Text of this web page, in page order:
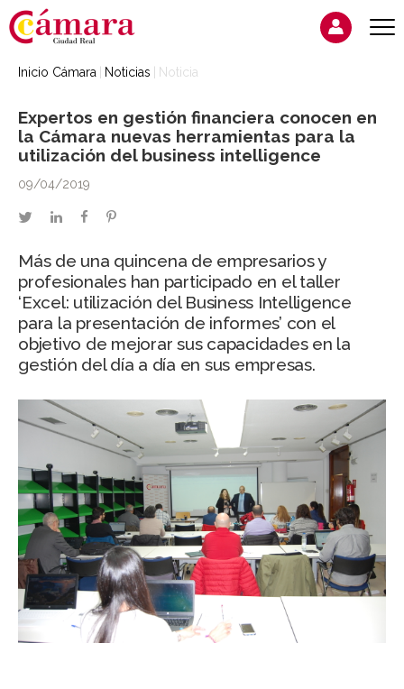
Inicio Cámara Noticias Noticia
Expertos en gestión financiera conocen en
la Cámara nuevas herramientas para la
utilización del business intelligence
09/04/2019
twitterlinkedinfacebookpinterest
Más de una quincena de empresarios y
profesionales han participado en el taller
‘Excel: utilización del Business Intelligence
para la presentación de informes’ con el
objetivo de mejorar sus capacidades en la
gestión del día a día en sus empresas.